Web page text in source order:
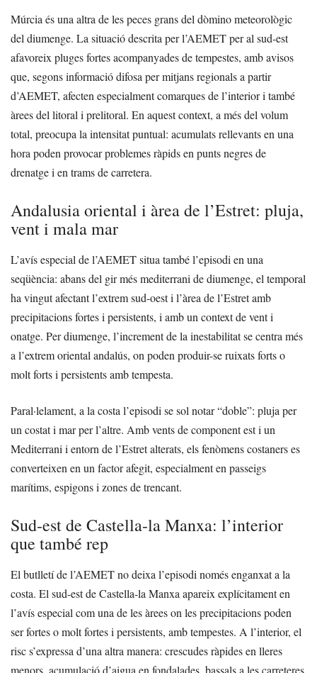
Múrcia és una altra de les peces grans del dòmino meteorològic
del diumenge. La situació descrita per l’AEMET per al sud-est
afavoreix pluges fortes acompanyades de tempestes, amb avisos
que, segons informació difosa per mitjans regionals a partir
d’AEMET, afecten especialment comarques de l’interior i també
àrees del litoral i prelitoral. En aquest context, a més del volum
total, preocupa la intensitat puntual: acumulats rellevants en una
hora poden provocar problemes ràpids en punts negres de
drenatge i en trams de carretera.
Andalusia oriental i àrea de l’Estret: pluja,
vent i mala mar
L’avís especial de l’AEMET situa també l’episodi en una
seqüència: abans del gir més mediterrani de diumenge, el temporal
ha vingut afectant l’extrem sud-oest i l’àrea de l’Estret amb
precipitacions fortes i persistents, i amb un context de vent i
onatge. Per diumenge, l’increment de la inestabilitat se centra més
a l’extrem oriental andalús, on poden produir-se ruixats forts o
molt forts i persistents amb tempesta.
Paral·lelament, a la costa l’episodi se sol notar “doble”: pluja per
un costat i mar per l’altre. Amb vents de component est i un
Mediterrani i entorn de l’Estret alterats, els fenòmens costaners es
converteixen en un factor afegit, especialment en passeigs
marítims, espigons i zones de trencant.
Sud-est de Castella-la Manxa: l’interior
que també rep
El butlletí de l’AEMET no deixa l’episodi només enganxat a la
costa. El sud-est de Castella-la Manxa apareix explícitament en
l’avís especial com una de les àrees on les precipitacions poden
ser fortes o molt fortes i persistents, amb tempestes. A l’interior, el
risc s’expressa d’una altra manera: crescudes ràpides en lleres
menors, acumulació d’aigua en fondalades, bassals a les carreteres